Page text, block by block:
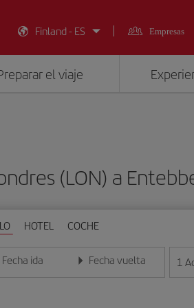
Finland - ES
Empresas
el viaje
(LON) a
HOTEL COCHE
Fecha ida
la fecha en formato día/mes/año
Fecha vuelta
Introduce la fecha en 1